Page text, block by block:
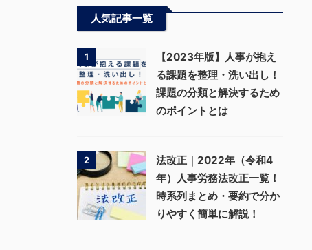
人気記事一覧
1
【2023年版】人事が抱え
る課題を整理・洗い出し！
課題の分類と解決するため
のポイントとは
2
法改正｜2022年（令和4
年）人事労務法改正一覧！
時系列まとめ・要約で分か
りやすく簡単に解説！